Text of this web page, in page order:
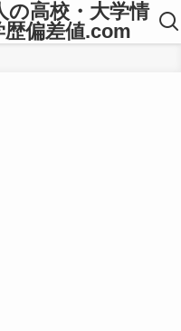
の高校・大学情
偏差値.com